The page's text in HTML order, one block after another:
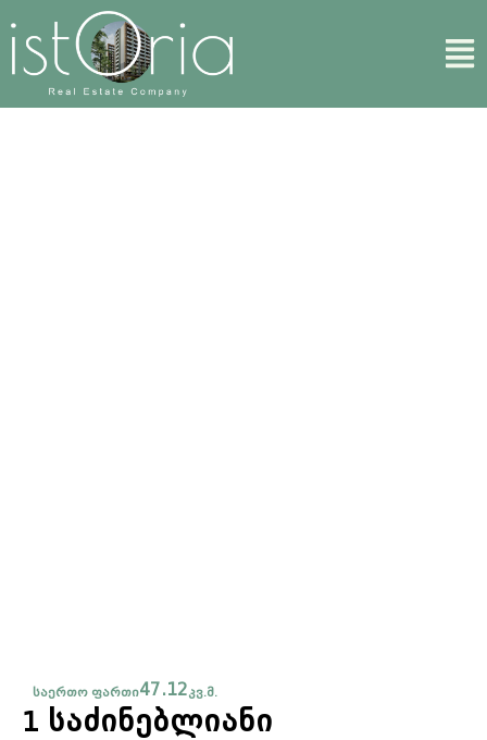
საერთო ფართი47.12კვ.მ.
1 საძინებლიანი